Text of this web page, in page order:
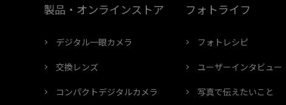
製品・オンラインストア
デジタル一眼カメラ
交換レンズ
コンパクトデジタルカメラ
フォトライフ
フォトレシピ
ユーザーインタビュー
写真で伝えたいこと